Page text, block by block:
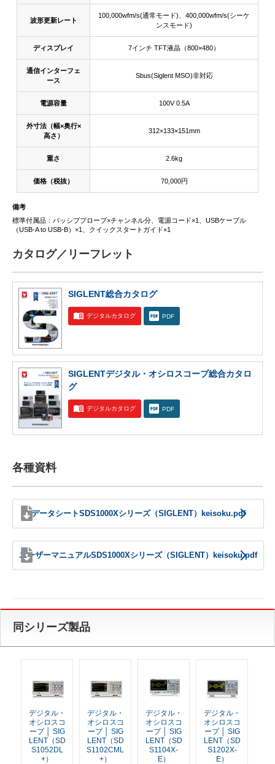
波形更新レート
100,000wfm/s(通常モード)、400,000wfm/s(シーケ
ンスモード)
ディスプレイ 7インチ TFT液晶（800×480）
通信インターフェ
ース
Sbus(Siglent MSO)非対応
電源容量 100V 0.5A
外寸法（幅×奥行×
高さ）
312×133×151mm
重さ 2.6kg
価格（税抜） 70,000円
備考
標準付属品：パッシブプローブ×チャンネル分、電源コード×1、USBケーブル
（USB-A to USB-B）×1、クイックスタートガイド×1
カタログ／リーフレット
SIGLENT総合カタログ
デジタルカタログ PDF
SIGLENTデジタル・オシロスコープ総合カタロ
グ
デジタルカタログ PDF
各種資料
データシートSDS1000Xシリーズ（SIGLENT）keisoku.pdf
ユーザーマニュアルSDS1000Xシリーズ（SIGLENT）keisoku.pdf
同シリーズ製品
デジタル・
オシロスコ
ープ │ SIG
LENT（SD
S1052DL
+）
デジタル・
オシロスコ
ープ │ SIG
LENT（SD
S1102CML
+）
デジタル・
オシロスコ
ープ │ SIG
LENT（SD
S1104X-
E）
デジタル・
オシロスコ
ープ │ SIG
LENT（SD
S1202X-
E）